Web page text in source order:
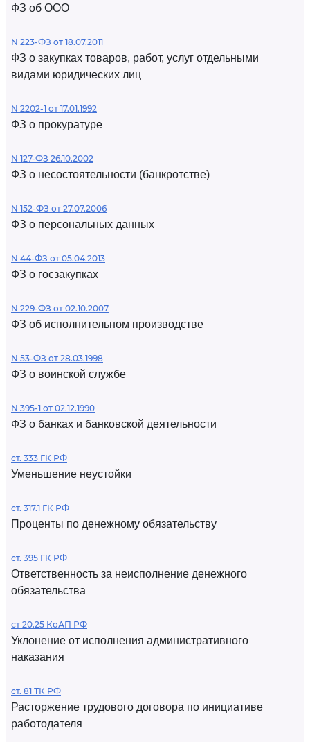
ФЗ об ООО
N 223-ФЗ от 18.07.2011
ФЗ о закупках товаров, работ, услуг отдельными
видами юридических лиц
N 2202-1 от 17.01.1992
ФЗ о прокуратуре
N 127-ФЗ 26.10.2002
ФЗ о несостоятельности (банкротстве)
N 152-ФЗ от 27.07.2006
ФЗ о персональных данных
N 44-ФЗ от 05.04.2013
ФЗ о госзакупках
N 229-ФЗ от 02.10.2007
ФЗ об исполнительном производстве
N 53-ФЗ от 28.03.1998
ФЗ о воинской службе
N 395-1 от 02.12.1990
ФЗ о банках и банковской деятельности
ст. 333 ГК РФ
Уменьшение неустойки
ст. 317.1 ГК РФ
Проценты по денежному обязательству
ст. 395 ГК РФ
Ответственность за неисполнение денежного
обязательства
ст 20.25 КоАП РФ
Уклонение от исполнения административного
наказания
ст. 81 ТК РФ
Расторжение трудового договора по инициативе
работодателя